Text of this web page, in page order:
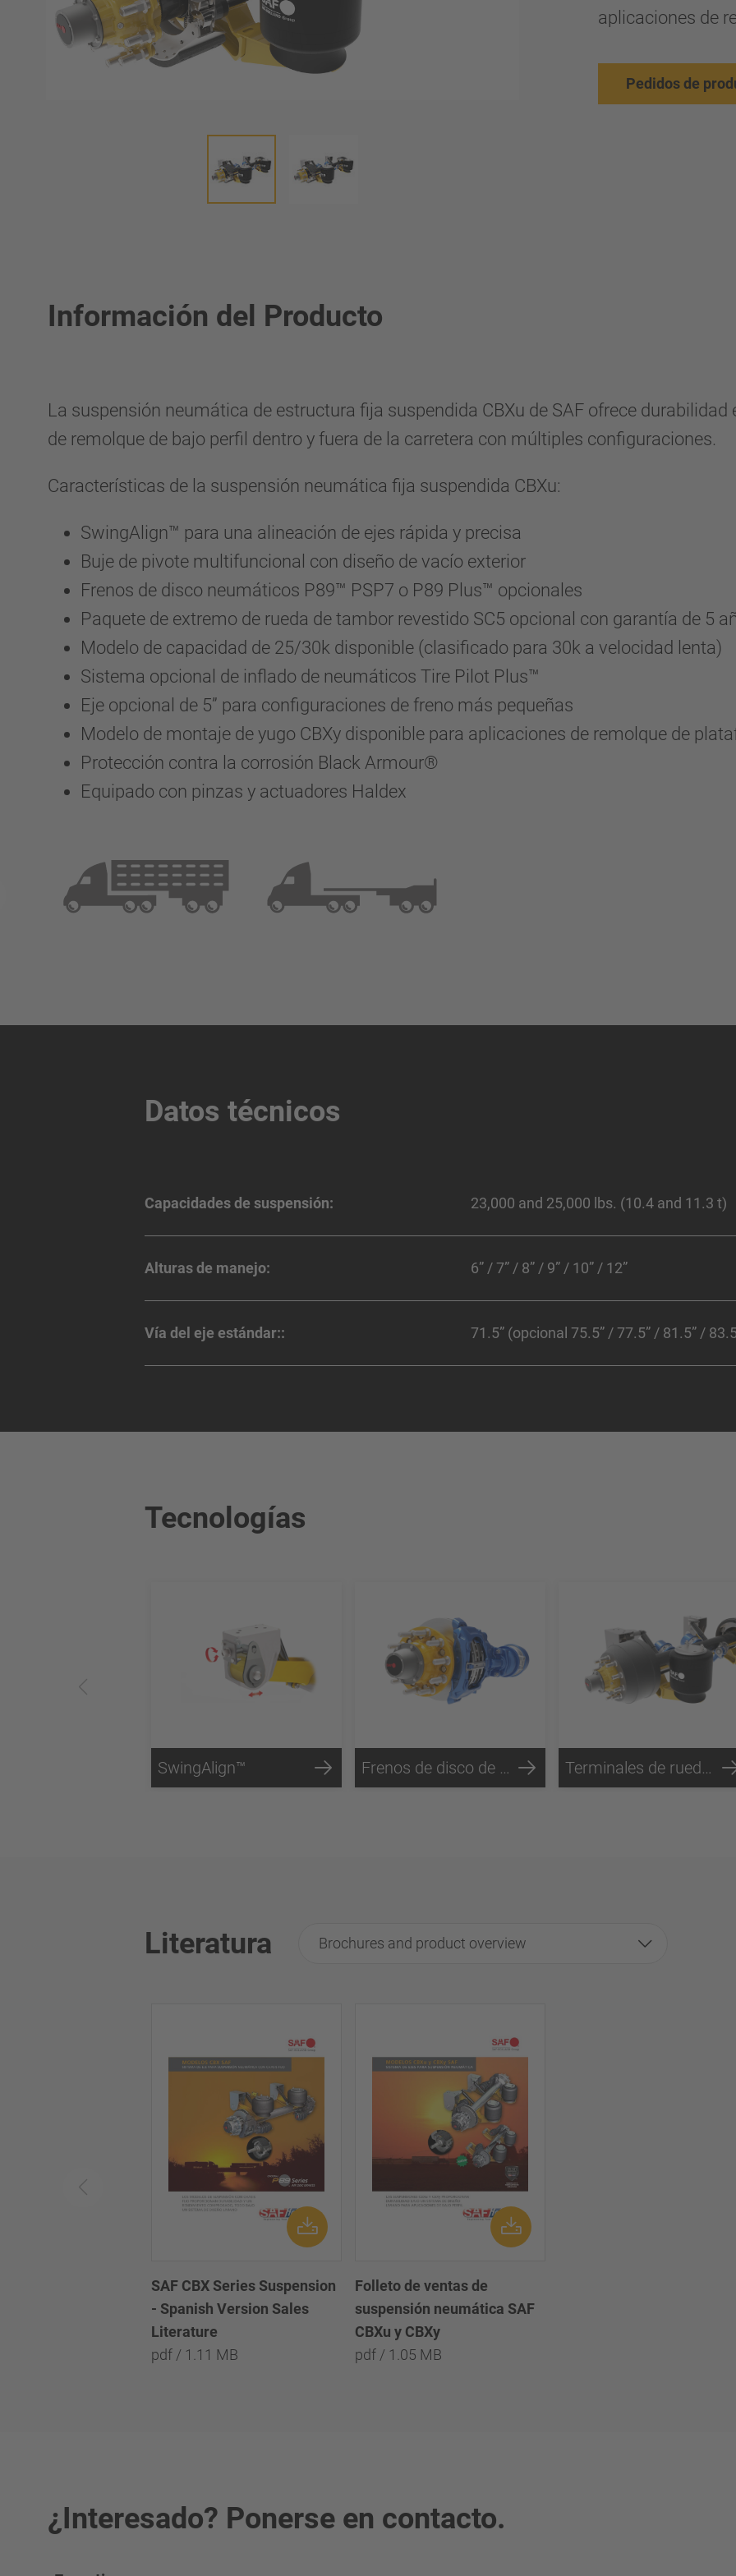
aplicaciones de
Pedidos de
Información del Producto
La suspensión neumática de estructura fija suspendida CBXu de SAF ofrece
de remolque de bajo perfil dentro y fuera de la carretera con múltiples configuraciones.
Características de la suspensión neumática fija suspendida CBXu:
SwingAlign™ para una alineación de ejes rápida y precisa
Buje de pivote multifuncional con diseño de vacío exterior
Frenos de disco neumáticos P89™ PSP7 o P89 Plus™ opcionales
Paquete de extremo de rueda de tambor revestido SC5 opcional con garantía de 5
Modelo de capacidad de 25/30k disponible (clasificado para 30k a velocidad lenta)
Sistema opcional de inflado de neumáticos Tire Pilot Plus™
Eje opcional de 5” para configuraciones de freno más pequeñas
Modelo de montaje de yugo CBXy disponible para aplicaciones de remolque de
Protección contra la corrosión Black Armour®
Equipado con pinzas y actuadores Haldex
Datos técnicos
Capacidades de suspensión: 23,000 and 25,000 lbs. (10.4 and 11.3 t)
Alturas de manejo: 6” / 7” / 8” / 9” / 10” / 12”
Vía del eje estándar:: 71.5” (opcional 75.5” / 77.5” / 81.5” /
Tecnologías
SwingAlign™ Frenos de disco de aire P89™ Terminales de rueda de freno de tambor SC5
Literatura Brochures and product overview
SAF CBX Series Suspension
- Spanish Version Sales
Literature
pdf / 1.11 MB
Folleto de ventas de
suspensión neumática SAF
CBXu y CBXy
pdf / 1.05 MB
¿Interesado? Ponerse en contacto.